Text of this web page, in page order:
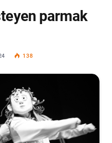
parmak
138